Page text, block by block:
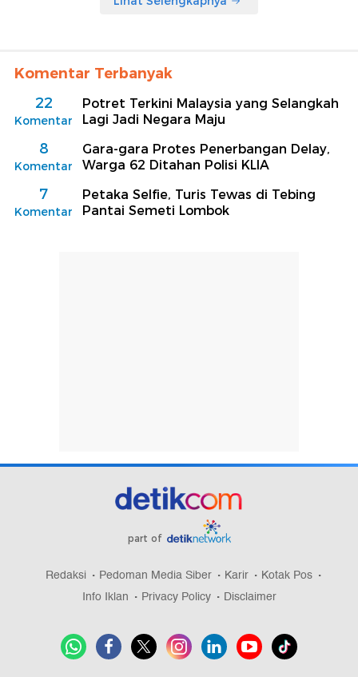
Komentar Terbanyak
22
Komentar
Potret Terkini Malaysia yang Selangkah
Lagi Jadi Negara Maju
8
Komentar
Gara-gara Protes Penerbangan Delay,
Warga 62 Ditahan Polisi KLIA
7
Komentar
Petaka Selfie, Turis Tewas di Tebing
Pantai Semeti Lombok
part of
Redaksi Pedoman Media Siber Karir
Kotak Pos
Info Iklan
Privacy Policy Disclaimer